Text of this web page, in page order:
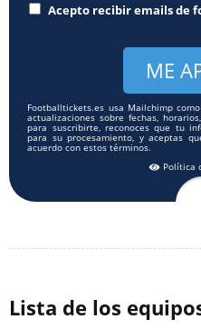
Acepto recibir emails de
Footballtickets.es usa Mailchimp
actualizaciones sobre fechas,
para suscribirte, reconoces que tu
para su procesamiento, y aceptas
acuerdo con estos términos.
Política
Lista de los